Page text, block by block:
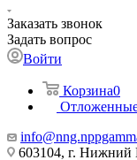
Заказать звонок
Задать вопрос
Войти
Корзина0
603104, г. Нижний